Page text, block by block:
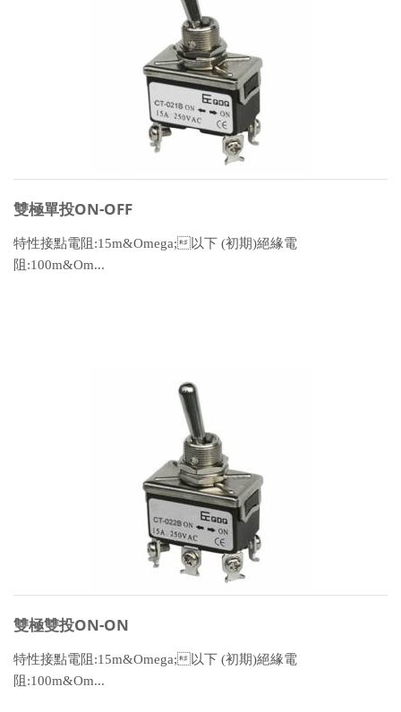
雙極單投ON-OFF
特性接點電阻:15m&Omega;以下 (初期)絕緣電
阻:100m&Om...
雙極雙投ON-ON
特性接點電阻:15m&Omega;以下 (初期)絕緣電
阻:100m&Om...